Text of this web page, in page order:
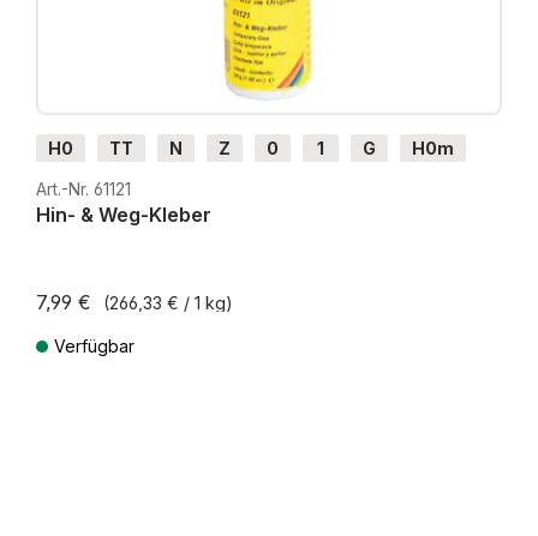
H0 TT N Z 0 1 G
H0m
H0e
Art.-Nr. 61121
Hin- & Weg-Kleber
7,99 € (266,33 € / 1 kg)
Verfügbar